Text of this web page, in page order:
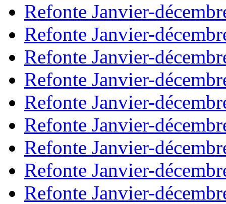
Refonte Janvier-
Refonte Janvier-
Refonte Janvier-
Refonte Janvier-
Refonte Janvier-
Refonte Janvier-
Refonte Janvier-
Refonte Janvier-
Refonte Janvier-